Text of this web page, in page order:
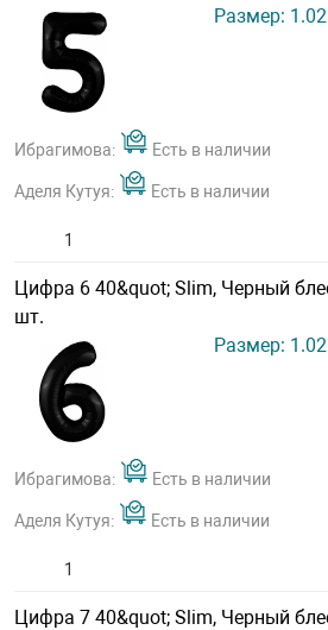
Размер:
Ибрагимова: Есть в наличии
Аделя Кутуя: Есть в наличии
Цифра 6 40&quot; Slim, Черный
шт.
Размер:
Ибрагимова: Есть в наличии
Аделя Кутуя: Есть в наличии
Цифра 7 40&quot; Slim, Черный